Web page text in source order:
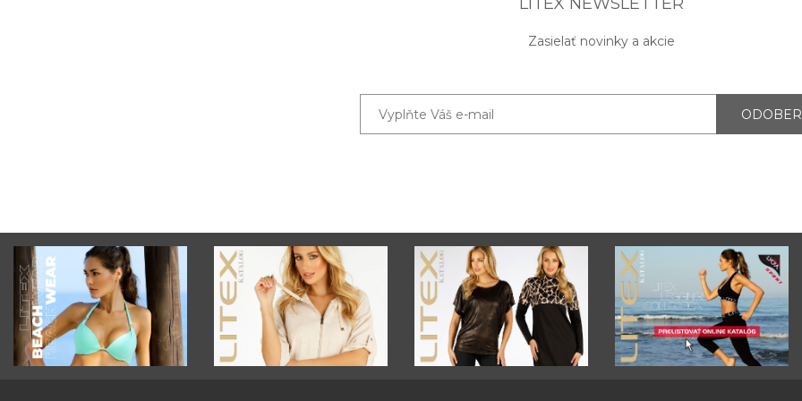
Zasielať novinky a akcie